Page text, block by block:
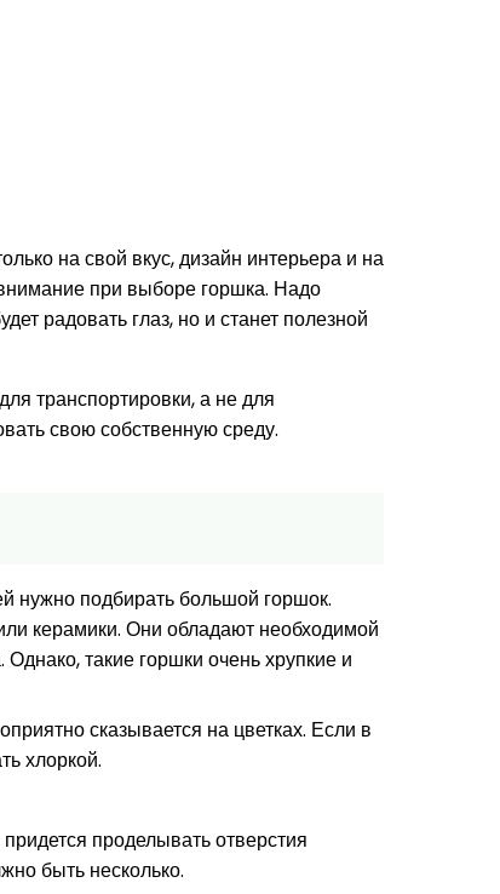
на свой вкус, дизайн интерьера и на
при выборе горшка. Надо
радовать глаз, но и станет полезной
транспортировки, а не для
свою собственную среду.
нужно подбирать большой горшок.
керамики. Они обладают необходимой
такие горшки очень хрупкие и
сказывается на цветках. Если в
хлоркой.
проделывать отверстия
быть несколько.